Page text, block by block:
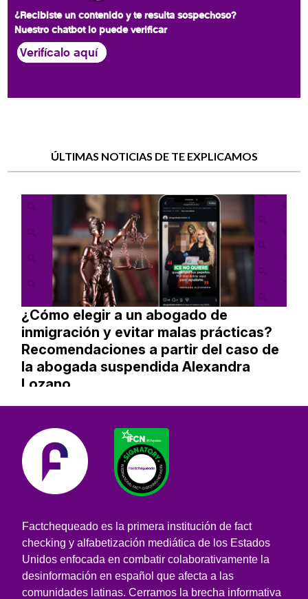
¿Recibiste un contenido y te resulta sospechoso?
Nuestro chatbot lo puede verificar
Verifícalo aquí
ÚLTIMAS NOTICIAS DE TE EXPLICAMOS
¿Cómo elegir a un abogado de
inmigración y evitar malas prácticas?
Recomendaciones a partir del caso de
la abogada suspendida Alexandra
Lozano
Factchequeado es la primera institución de fact
checking y alfabetización mediática de los Estados
Unidos enfocada en combatir colaborativamente la
desinformación en español que afecta a las
comunidades latinas. Cerramos la brecha informativa